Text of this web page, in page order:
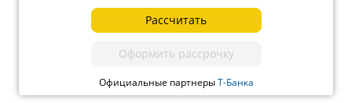
Рассчитать
Оформить рассрочку
Официальные партнерыТ-Банка